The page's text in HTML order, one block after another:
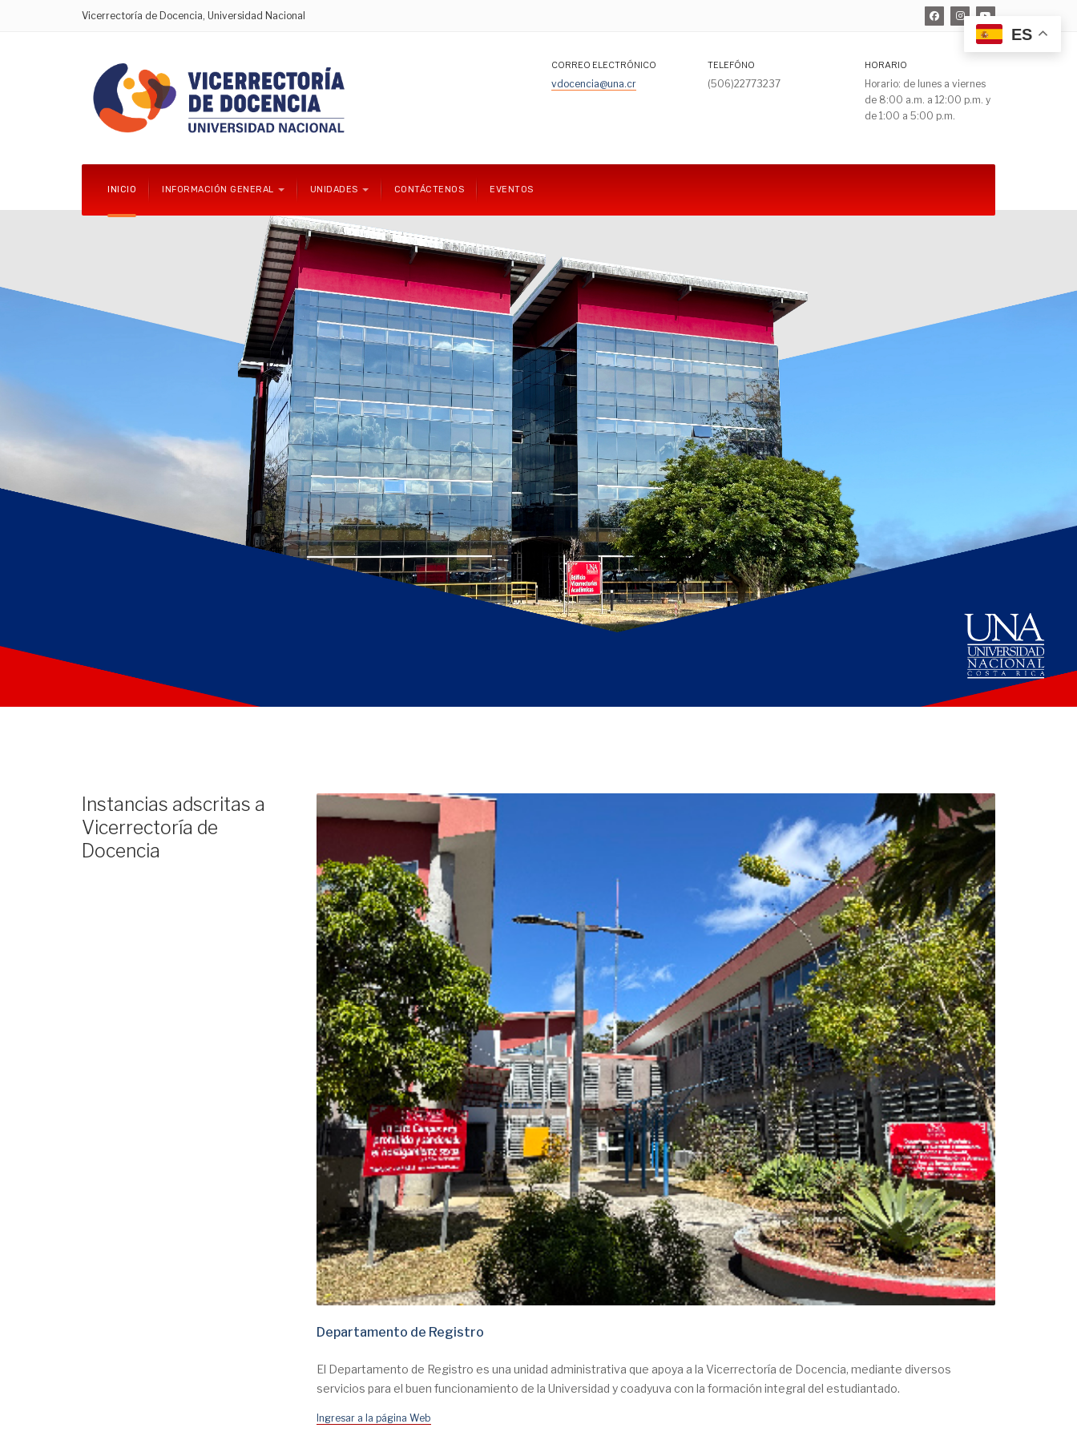
Vicerrectoría de Docencia, Universidad Nacional
ES
CORREO ELECTRÓNICO
vdocencia@una.cr
TELEFÓNO
(506)22773237
HORARIO
Horario: de lunes a viernes
de 8:00 a.m. a 12:00 p.m. y
de 1:00 a 5:00 p.m.
INICIO INFORMACIÓN GENERAL UNIDADES CONTÁCTENOS EVENTOS
Instancias adscritas a
Vicerrectoría de
Docencia
Departamento de Registro
El Departamento de Registro es una unidad administrativa que apoya a la Vicerrectoría de Docencia, mediante diversos
servicios para el buen funcionamiento de la Universidad y coadyuva con la formación integral del estudiantado.
Ingresar a la página Web